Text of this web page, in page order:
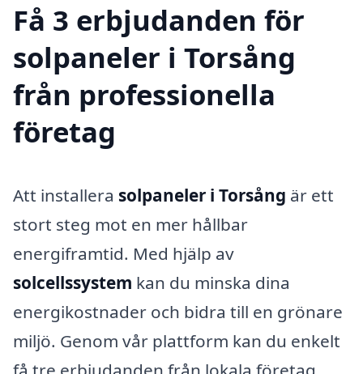
Få 3 erbjudanden för
solpaneler i Torsång
från professionella
företag
Att installera solpaneler i Torsång är ett
stort steg mot en mer hållbar
energiframtid. Med hjälp av
solcellssystem kan du minska dina
energikostnader och bidra till en grönare
miljö. Genom vår plattform kan du enkelt